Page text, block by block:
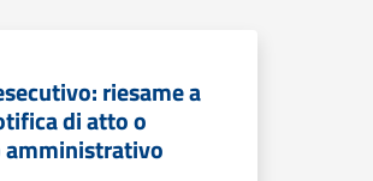
riesame a
di atto o